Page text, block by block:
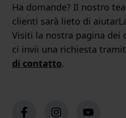
Ha domande? Il nostro
clienti sarà lieto di
Visiti la nostra pagina dei
ci invii una richiesta
di contatto.